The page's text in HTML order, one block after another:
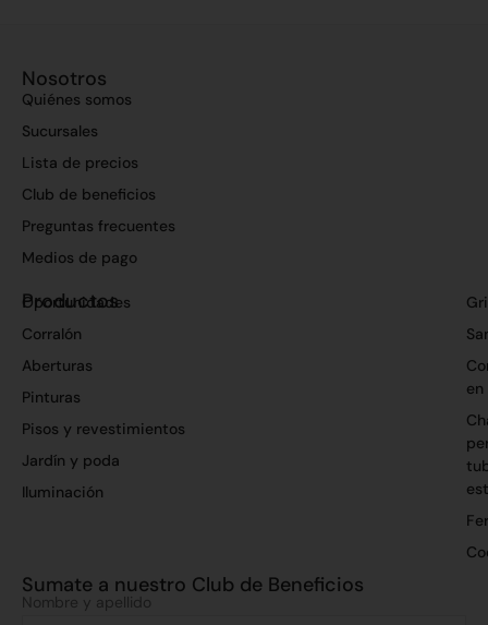
Nosotros
Quiénes somos
Sucursales
Lista de precios
Club de beneficios
Preguntas frecuentes
Medios de pago
Productos
Oportunidades
Corralón
Aberturas
Pinturas
Pisos y revestimientos
Jardín y poda
Iluminación
en
Sumate a nuestro Club de Beneficios
Nombre y apellido